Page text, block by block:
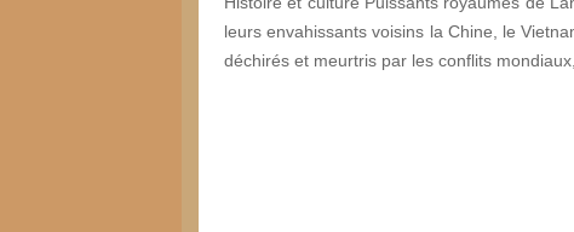
leurs envahissants voisins la Chine, le
déchirés et meurtris par les conflits